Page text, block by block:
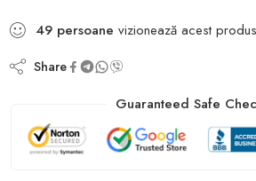
49 persoane vizionează acest
Share
Guaranteed Safe